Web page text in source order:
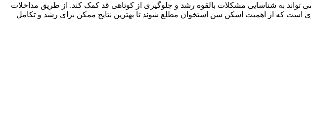
به شناسایی مشکلات بالقوه رشد و جلوگیری از کوتاهی قد کمک کند. از طریق مداخلات
است که از اهمیت اسکن سن استخوان مطلع شوند تا بهترین نتایج ممکن برای رشد و تکامل